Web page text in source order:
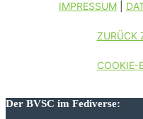
IMPRESSUM
ZURÜCK
COOKIE-
Der BVSC im Fediverse: